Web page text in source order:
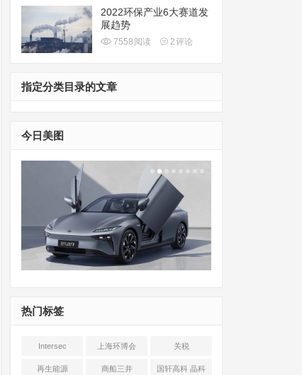
2022环保产业6大赛道发
展趋势
7558 阅读 2评论
指定分类目录的文章
今日美图
热门标签
Intersec
Shanghai
上海环博会 关税
再生能源 商船三井 国轩高科 晶科